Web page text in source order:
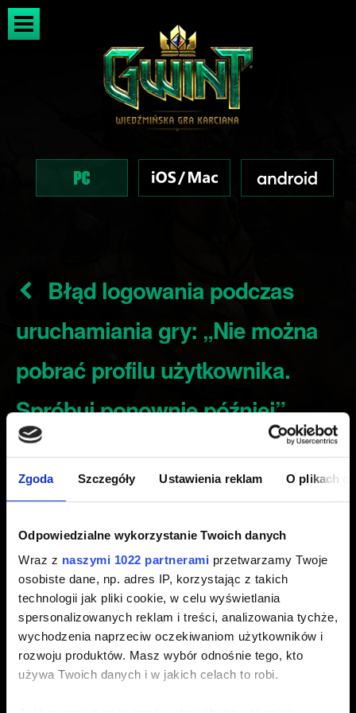
Zgoda Szczegóły Ustawienia reklam O plikach
Odpowiedzialne wykorzystanie Twoich danych
Wraz z naszymi 1022 partnerami przetwarzamy Twoje
osobiste dane, np. adres IP, korzystając z takich
technologii jak pliki cookie, w celu wyświetlania
spersonalizowanych reklam i treści, analizowania tychże,
wychodzenia naprzeciw oczekiwaniom użytkowników i
rozwoju produktów. Masz wybór odnośnie tego, kto
używa Twoich danych i w jakich celach to robi.
Błąd logowania podczas
uruchamiania gry: „Nie można
pobrać profilu użytkownika.
Spróbuj ponownie później”.
Utworzony 3 lata temu Zaktualizowany 2 lata temu
użytkownika. Spróbuj ponownie później”, oznacza to
prawdopodobnie, że twoje konto zostało tymczasowo
zablokowane.
Tymczasowo zablokowaliśmy dostęp do ponad 1000 kont
GWINTA, które wielokrotnie nadużywały systemu
ekonomii w grze, aby zapobiec dalszym nadużyciom w
czasie gdy nasz zespół pracuje nad poprawką.